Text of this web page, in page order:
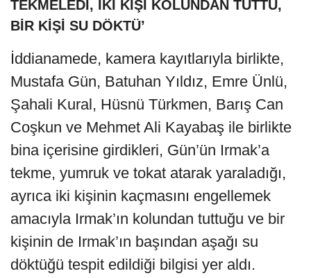
TEKMELEDİ, İKİ KİŞİ KOLUNDAN TUTTU,
BİR KİŞİ SU DÖKTÜ’
İddianamede, kamera kayıtlarıyla birlikte,
Mustafa Gün, Batuhan Yıldız, Emre Ünlü,
Şahali Kural, Hüsnü Türkmen, Barış Can
Coşkun ve Mehmet Ali Kayabaş ile birlikte
bina içerisine girdikleri, Gün’ün Irmak’a
tekme, yumruk ve tokat atarak yaraladığı,
ayrıca iki kişinin kaçmasını engellemek
amacıyla Irmak’ın kolundan tuttuğu ve bir
kişinin de Irmak’ın başından aşağı su
döktüğü tespit edildiği bilgisi yer aldı.